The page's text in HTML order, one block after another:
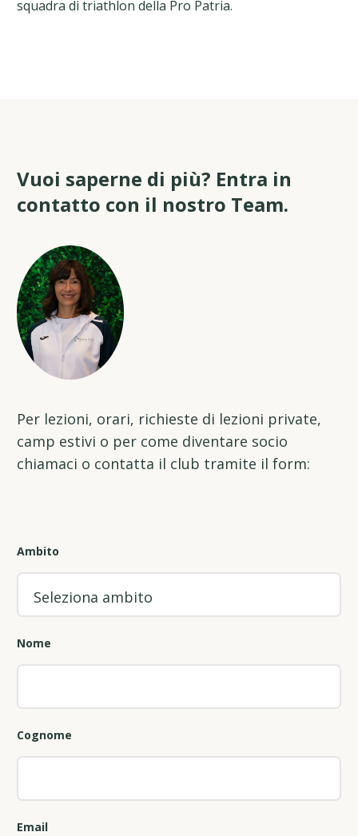
squadra di triathlon della Pro Patria.
Vuoi saperne di più? Entra in
contatto con il nostro Team.
Per lezioni, orari, richieste di lezioni private,
camp estivi o per come diventare socio
chiamaci o contatta il club tramite il form:
Ambito
Nome
Cognome
Email